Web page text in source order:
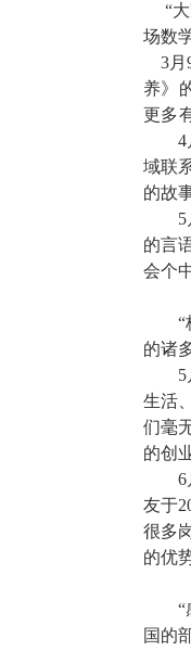
“
场数
3月
养》
更多
4
域联
的故
5
的言
会个
“
的诸
5
生活
们毫
的创
6
友于
很多
的优
“
国的